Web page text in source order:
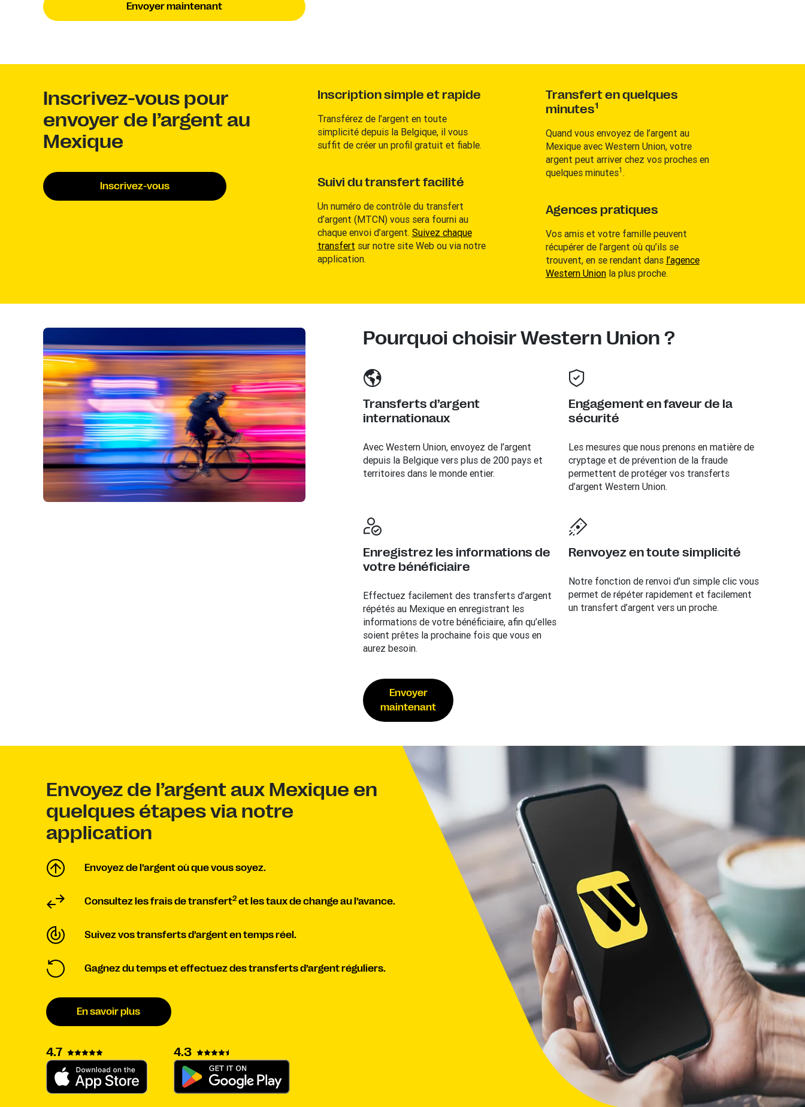
Envoyer maintenant
Inscrivez-vous pour
envoyer de l’argent au
Mexique
Inscrivez-vous
Inscription simple et rapide
Transférez de l’argent en toute
simplicité depuis la Belgique, il vous
suffit de créer un profil gratuit et fiable.
Suivi du transfert facilité
Un numéro de contrôle du transfert
d’argent (MTCN) vous sera fourni au
chaque envoi d’argent. Suivez chaque
transfert sur notre site Web ou via notre
application.
Transfert en quelques
minutes1
Quand vous envoyez de l’argent au
Mexique avec Western Union, votre
argent peut arriver chez vos proches en
quelques minutes1 .
Agences pratiques
Vos amis et votre famille peuvent
récupérer de l’argent où qu’ils se
trouvent, en se rendant dans l’agence
Western Unionla plus proche.
Pourquoi choisir Western Union ?
Transferts d’argent
internationaux
Avec Western Union, envoyez de l’argent
depuis la Belgique vers plus de 200 pays et
territoires dans le monde entier.
Engagement en faveur de la
sécurité
Les mesures que nous prenons en matière de
cryptage et de prévention de la fraude
permettent de protéger vos transferts
d’argent Western Union.
Enregistrez les informations de
votre bénéficiaire
Effectuez facilement des transferts d’argent
répétés au Mexique en enregistrant les
informations de votre bénéficiaire, afin qu’elles
soient prêtes la prochaine fois que vous en
aurez besoin.
Renvoyez en toute simplicité
Notre fonction de renvoi d’un simple clic vous
permet de répéter rapidement et facilement
un transfert d’argent vers un proche.
Envoyer
maintenant
Envoyez de l’argent aux Mexique en
quelques étapes via notre
application
Envoyez de l’argent où que vous soyez.
Consultez les frais de transfert2 et les taux de change au l’avance.
Suivez vos transferts d’argent en temps réel.
Gagnez du temps et effectuez des transferts d’argent réguliers.
En savoir plus
4.7 4.3